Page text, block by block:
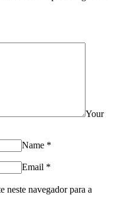
Your
Name *
Email *
neste navegador para a